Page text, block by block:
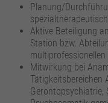
Planung/
Aktive Beteiligung
Station bzw.
multiprofessionellen
Mitwirkung bei
Tätigkeitsbereichen
Gerontopsychiatrie,